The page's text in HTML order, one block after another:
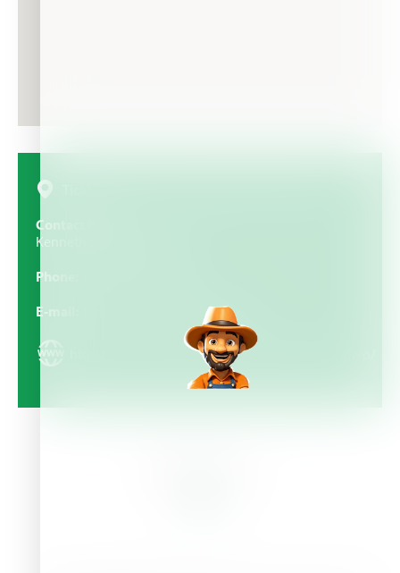
Contact Person
Kenneth Sanchez Campos
Phone
E-mail
ksanchez@grupocolono.com
https://www.colonoagropecuario.com/corporativo/